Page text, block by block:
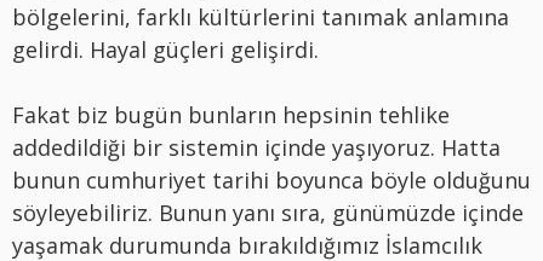
bölgelerini, farklı kültürlerini tanımak anlamına
gelirdi. Hayal güçleri gelişirdi.
Fakat biz bugün bunların hepsinin tehlike
addedildiği bir sistemin içinde yaşıyoruz. Hatta
bunun cumhuriyet tarihi boyunca böyle olduğunu
söyleyebiliriz. Bunun yanı sıra, günümüzde içinde
yaşamak durumunda bırakıldığımız İslamcılık